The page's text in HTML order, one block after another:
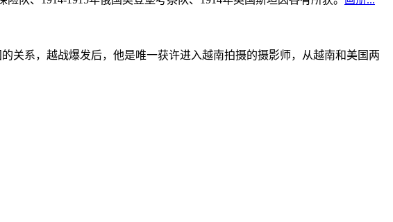
关系，越战爆发后，他是唯一获许进入越南拍摄的摄影师，从越南和美国两